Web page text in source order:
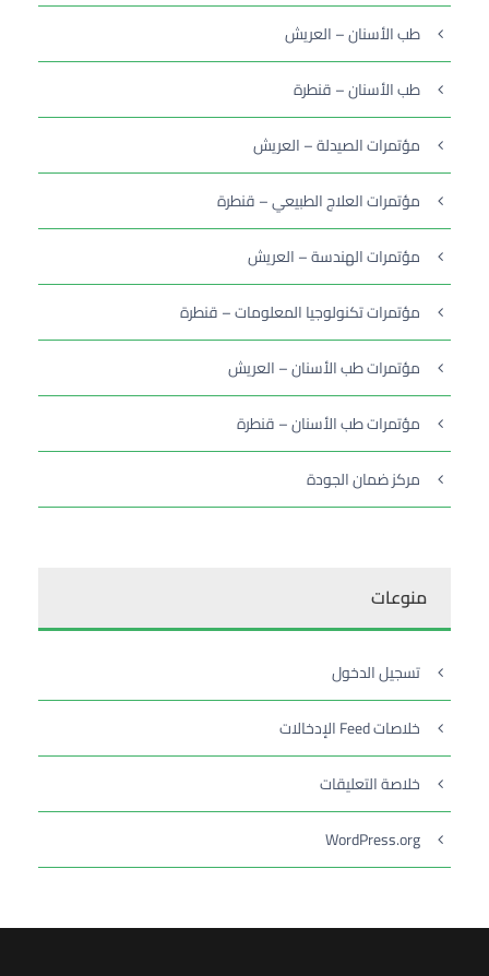
طب الأسنان – العريش
طب الأسنان – قنطرة
مؤتمرات الصيدلة – العريش
مؤتمرات العلاج الطبيعي – قنطرة
مؤتمرات الهندسة – العريش
مؤتمرات تكنولوجيا المعلومات – قنطرة
مؤتمرات طب الأسنان – العريش
مؤتمرات طب الأسنان – قنطرة
مركز ضمان الجودة
منوعات
تسجيل الدخول
خلاصات Feed الإدخالات
خلاصة التعليقات
WordPress.org